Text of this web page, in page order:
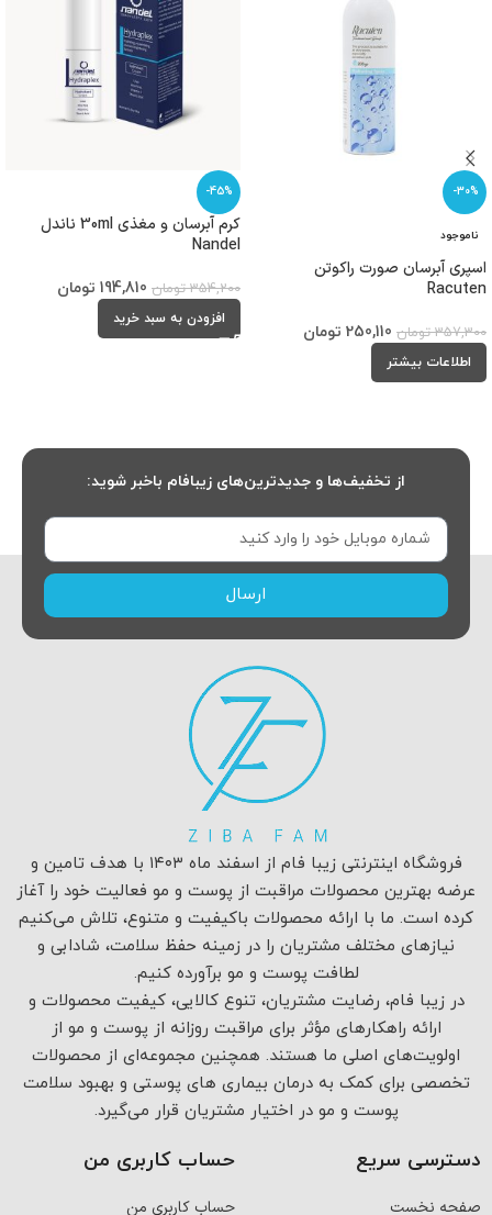
-30%
ناموجود
اسپری آبرسان صورت راکوتن
Racuten
357,300 تومان 250,110 تومان
اطلاعات بیشتر
-45%
کرم آبرسان و مغذی 30ml ناندل
Nandel
354,200 تومان 194,810 تومان
افزودن به سبد خرید
از تخفیف‌ها و جدیدترین‌های زیبافام باخبر شوید:
ارسال
فروشگاه اینترنتی زیبا فام از اسفند ماه ۱۴۰۳ با هدف تامین و
عرضه بهترین محصولات مراقبت از پوست و مو فعالیت خود را آغاز
کرده است. ما با ارائه محصولات باکیفیت و متنوع، تلاش می‌کنیم
نیازهای مختلف مشتریان را در زمینه حفظ سلامت، شادابی و
لطافت پوست و مو برآورده کنیم.
در زیبا فام، رضایت مشتریان، تنوع کالایی، کیفیت محصولات و
ارائه راهکارهای مؤثر برای مراقبت روزانه از پوست و مو از
اولویت‌های اصلی ما هستند. همچنین مجموعه‌ای از محصولات
تخصصی برای کمک به درمان بیماری های پوستی و بهبود سلامت
پوست و مو در اختیار مشتریان قرار می‌گیرد.
دسترسی سریع
صفحه نخست
حساب کاربری من
حساب کاربری من